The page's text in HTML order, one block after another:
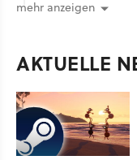
mehr anzeigen
AKTUELLE